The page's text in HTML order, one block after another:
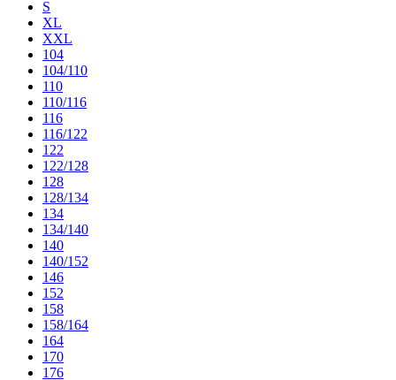
S
XL
XXL
104
104/110
110
110/116
116
116/122
122
122/128
128
128/134
134
134/140
140
140/152
146
152
158
158/164
164
170
176